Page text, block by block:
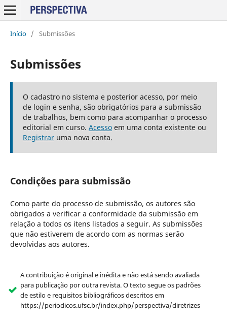
Início / Submissões
Submissões
O cadastro no sistema e posterior acesso, por meio
de login e senha, são obrigatórios para a submissão
de trabalhos, bem como para acompanhar o processo
editorial em curso. Acessoem uma conta existente ou
Registraruma nova conta.
Condições para submissão
Como parte do processo de submissão, os autores são
obrigados a verificar a conformidade da submissão em
relação a todos os itens listados a seguir. As submissões
que não estiverem de acordo com as normas serão
devolvidas aos autores.
A contribuição é original e inédita e não está sendo avaliada
para publicação por outra revista. O texto segue os padrões
de estilo e requisitos bibliográficos descritos em
https://periodicos.ufsc.br/index.php/perspectiva/diretrizes